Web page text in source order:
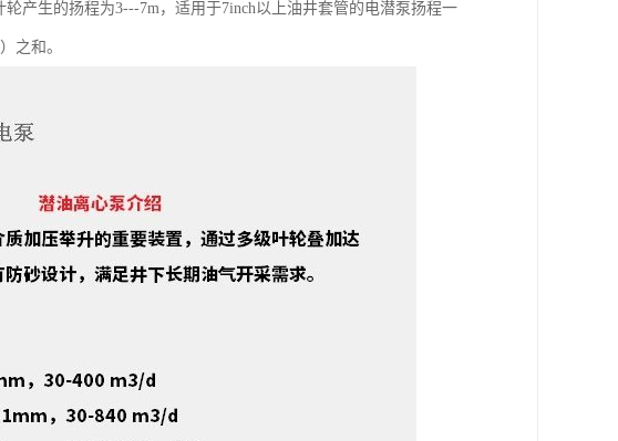
产生的扬程为3---7m，适用于7inch以上油井套管的电潜泵扬程一
之和。